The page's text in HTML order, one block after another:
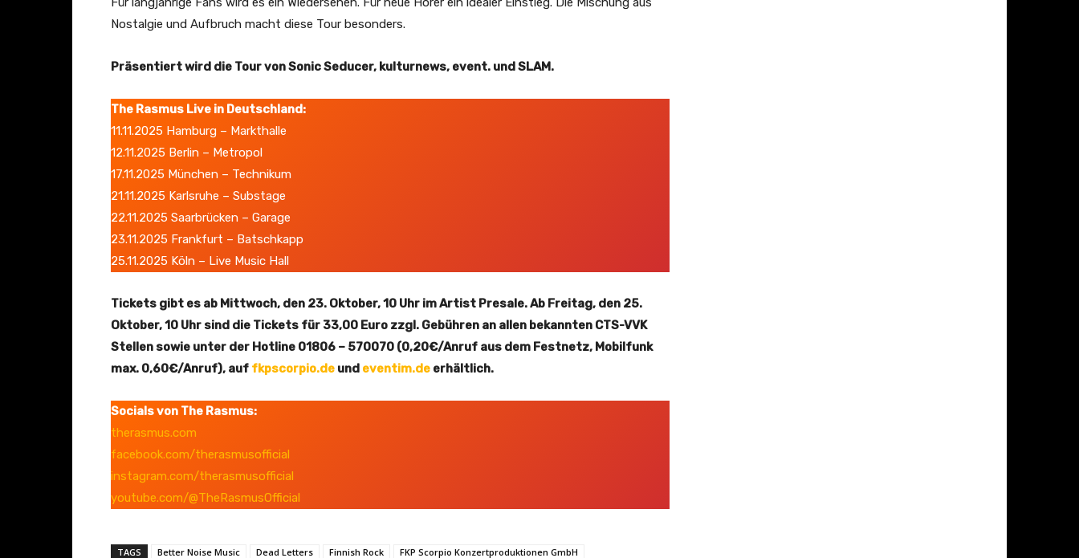
u
b
a
z
e
g
e
n
Nostalgie und Aufbruch macht diese Tour besonders.
Präsentiert wird die Tour von Sonic Seducer, kulturnews, event. und SLAM.
The Rasmus Live in Deutschland:
11.11.2025 Hamburg – Markthalle
12.11.2025 Berlin – Metropol
17.11.2025 München – Technikum
21.11.2025 Karlsruhe – Substage
22.11.2025 Saarbrücken – Garage
23.11.2025 Frankfurt – Batschkapp
25.11.2025 Köln – Live Music Hall
Tickets gibt es ab Mittwoch, den 23. Oktober, 10 Uhr im Artist Presale. Ab Freitag, den 25.
Oktober, 10 Uhr sind die Tickets für 33,00 Euro zzgl. Gebühren an allen bekannten CTS-VVK
Stellen sowie unter der Hotline 01806 – 570070 (0,20€/Anruf aus dem Festnetz, Mobilfunk
max. 0,60€/Anruf), auf fkpscorpio.de und eventim.de erhältlich.
Socials von The Rasmus:
therasmus.com
facebook.com/therasmusofficial
instagram.com/therasmusofficial
youtube.com/@TheRasmusOfficial
TAGS Better Noise Music Dead Letters Finnish Rock FKP Scorpio Konzertproduktionen GmbH